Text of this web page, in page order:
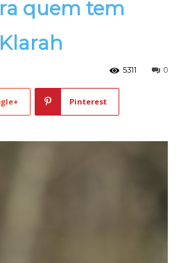
quem tem
0
5311
Pinterest